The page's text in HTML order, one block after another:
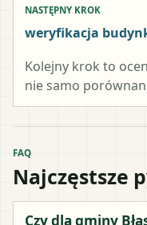
NASTĘPNY KROK
weryfikacja
Kolejny krok to
nie samo
FAQ
Najczęstsze
Czy dla gminy